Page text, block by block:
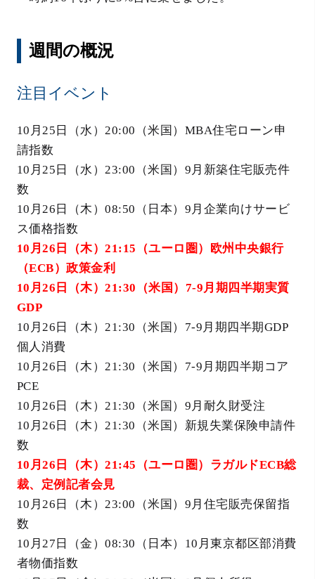
週間の概況
注目イベント
10月25日（水）20:00（米国）MBA住宅ローン申
請指数
10月25日（水）23:00（米国）9月新築住宅販売件
数
10月26日（木）08:50（日本）9月企業向けサービ
ス価格指数
10月26日（木）21:15（ユーロ圏）欧州中央銀行
（ECB）政策金利
10月26日（木）21:30（米国）7-9月期四半期実質
GDP
10月26日（木）21:30（米国）7-9月期四半期GDP
個人消費
10月26日（木）21:30（米国）7-9月期四半期コア
PCE
10月26日（木）21:30（米国）9月耐久財受注
10月26日（木）21:30（米国）新規失業保険申請件
数
10月26日（木）21:45（ユーロ圏）ラガルドECB総
裁、定例記者会見
10月26日（木）23:00（米国）9月住宅販売保留指
数
10月27日（金）08:30（日本）10月東京都区部消費
者物価指数